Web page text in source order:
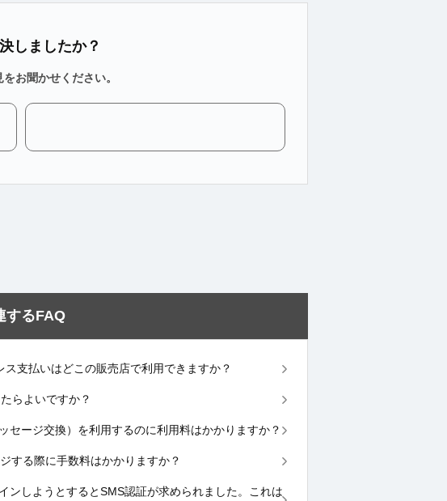
しましたか？
お聞かせください。
するFAQ
ス支払いはどこの販売店で利用できますか？
らよいですか？
セージ交換）を利用するのに利用料はかかりますか？
する際に手数料はかかりますか？
ンしようとするとSMS認証が求められました。これは